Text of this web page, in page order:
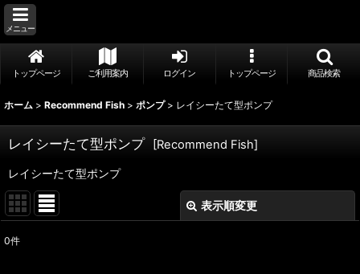
メニュー
トップページ ご利用案内 ログイン トップページ 商品検索
ホーム > Recommend Fish > ポンプ > レイシーたて型ポンプ
レイシーたて型ポンプ [Recommend Fish]
レイシーたて型ポンプ
表示順変更
0件